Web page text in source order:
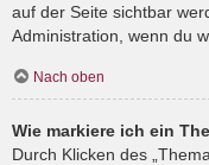
auf der Seite sichtbar
Administration, wenn du
Nach oben
Wie markiere ich ein
Durch Klicken des